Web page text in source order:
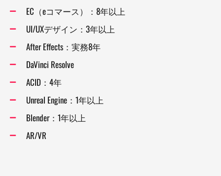
EC（eコマース）：8年以上
UI/UXデザイン：3年以上
After Effects：実務8年
DaVinci Resolve
ACID：4年​
Unreal Engine：1年以上
Blender：1年以上
AR/VR